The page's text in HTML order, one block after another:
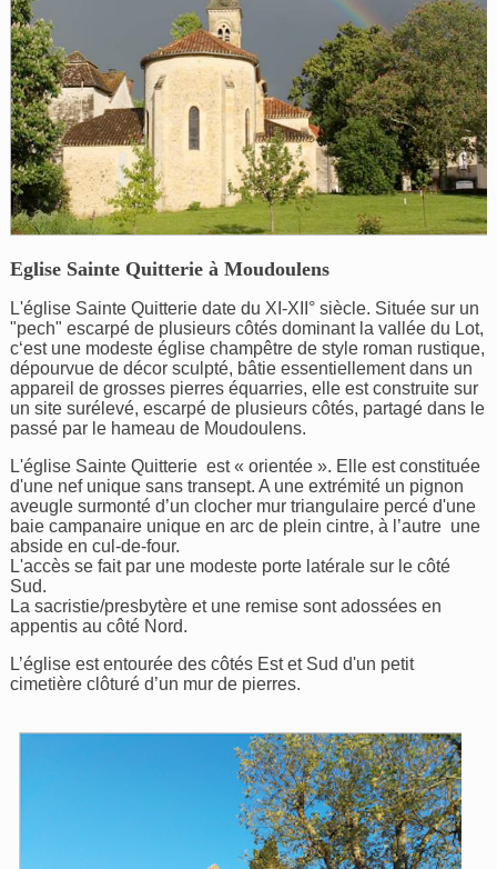
Eglise Sainte Quitterie à Moudoulens
L'église Sainte Quitterie date du XI-XII° siècle. Située sur un
"pech" escarpé de plusieurs côtés dominant la vallée du Lot,
c‘est une modeste église champêtre de style roman rustique,
dépourvue de décor sculpté, bâtie essentiellement dans un
appareil de grosses pierres équarries, elle est construite sur
un site surélevé, escarpé de plusieurs côtés, partagé dans le
passé par le hameau de Moudoulens.
L'église Sainte Quitterie est « orientée ». Elle est constituée
d'une nef unique sans transept. A une extrémité un pignon
aveugle surmonté d’un clocher mur triangulaire percé d'une
baie campanaire unique en arc de plein cintre, à l’autre une
abside en cul-de-four.
L'accès se fait par une modeste porte latérale sur le côté
Sud.
La sacristie/presbytère et une remise sont adossées en
appentis au côté Nord.
L’église est entourée des côtés Est et Sud d'un petit
cimetière clôturé d’un mur de pierres.